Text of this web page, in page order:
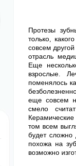
Протезы
только,
совсем
отрасль
Еще
взрослые.
поменялось
еще совсем
смело
том всем
будет
похожа на
возможно